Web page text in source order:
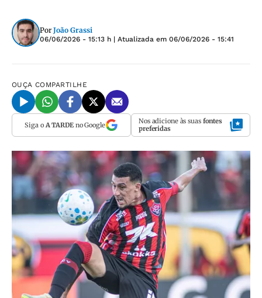
Por João Grassi
06/06/2026 - 15:13 h | Atualizada em 06/06/2026 - 15:41
OUÇA COMPARTILHE
Siga o A TARDEno Google Nos adicione às suas fontes
preferidas